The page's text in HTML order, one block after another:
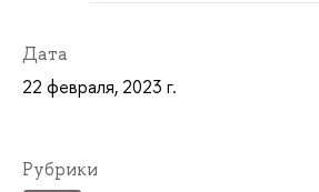
Дата
22 февраля, 2023 г.
Рубрики